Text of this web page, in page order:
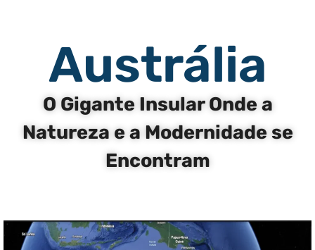
Austrália
O Gigante Insular Onde a
Natureza e a Modernidade se
Encontram